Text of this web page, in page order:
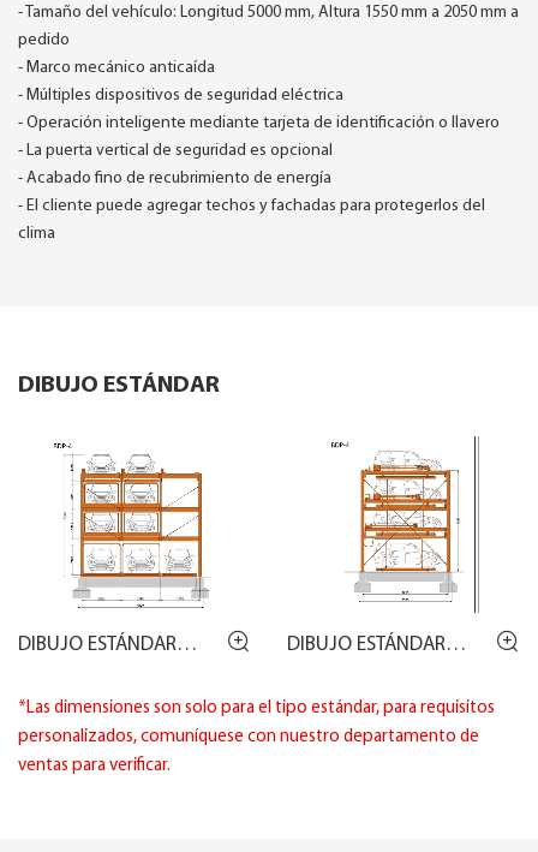
- Tamaño del vehículo: Longitud 5000 mm, Altura 1550 mm a 2050 mm a
pedido
- Marco mecánico anticaída
- Múltiples dispositivos de seguridad eléctrica
- Operación inteligente mediante tarjeta de identificación o llavero
- La puerta vertical de seguridad es opcional
- Acabado fino de recubrimiento de energía
- El cliente puede agregar techos y fachadas para protegerlos del
clima
DIBUJO ESTÁNDAR
DIBUJO ESTÁNDAR
DIBUJO ESTÁNDAR
*Las dimensiones son solo para el tipo estándar, para requisitos
personalizados, comuníquese con nuestro departamento de
ventas para verificar.